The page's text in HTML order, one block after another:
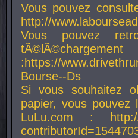
Vous pouvez
http://
Vous pouvez
:https://
Bourse--Ds
Si vous souhaitez
papier, vous
LuLu.com : http://